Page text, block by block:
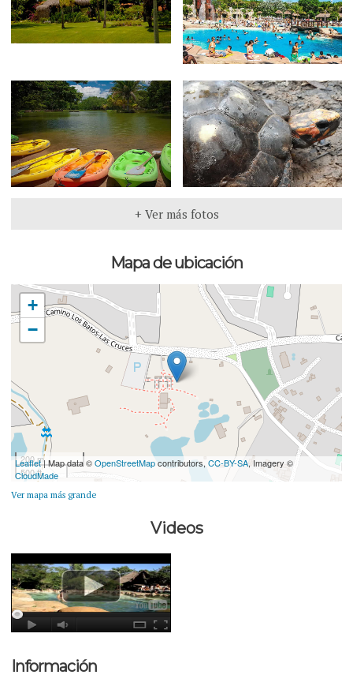
+ Ver más fotos
Mapa de ubicación
+
−
200 m
500 ft
Leaflet| Map data ©OpenStreetMapcontributors,CC-BY-SA, Imagery ©
CloudMade
Ver mapa más grande
Videos
Información